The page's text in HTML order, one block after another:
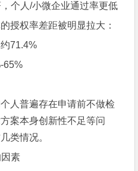
个人/小微企业通过率更低
授权率差距被明显拉大：
71.4%
65%
人普遍存在申请前不做检
案本身创新性不足等问
类情况。
素